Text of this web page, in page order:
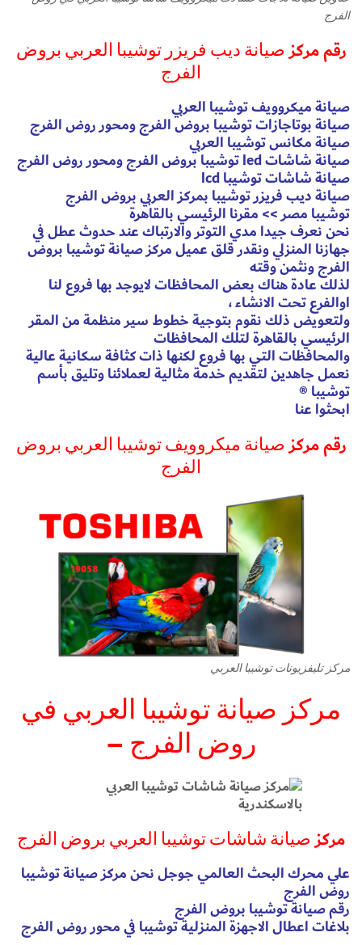
الفرج
رقم مركزصيانة ديب فريزر توشيبا العربي بروض
الفرج
صيانة ميكروويف توشيبا العربي
صيانة بوتاجازات توشيبا بروض الفرج ومحور روض الفرج
صيانة مكانس توشيبا العربي
صيانة شاشات led توشيبا بروض الفرج ومحور روض الفرج
صيانة شاشات توشيبا lcd
صيانة ديب فريزر توشيبا بمركز العربي بروض الفرج
توشيبا مصر >> مقرنا الرئيسي بالقاهرة
نحن نعرف جيدا مدي التوتر والارتباك عند حدوث عطل في
جهازنا المنزلي ونقدر قلق عميل مركز صيانة توشيبا بروض
الفرج ونثمن وقته
لذلك عادة هناك بعض المحافظات لايوجد بها فروع لنا
اوالفرع تحت الانشاء ،
ولتعويض ذلك نقوم بتوجية خطوط سير منظمة من المقر
الرئيسي بالقاهرة لتلك المحافظات
والمحافظات التي بها فروع لكنها ذات كثافة سكانية عالية
نعمل جاهدين لتقديم خدمة مثالية لعملائنا وتليق بأسم
توشيبا ®
ابحثوا عنا
رقم مركزصيانة ميكروويف توشيبا العربي بروض
الفرج
مركز تليفزيونات توشيبا العربي
مركز صيانة توشيبا العربي في
روض الفرج –
مركزصيانة شاشات توشيبا العربي بروض الفرج
علي محرك البحث العالمي جوجل نحن مركز صيانة توشيبا
روض الفرج
رقم صيانة توشيبا بروض الفرج
بلاغات اعطال الاجهزة المنزلية توشيبا في محور روض الفرج